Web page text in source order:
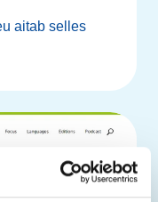
aitab selles